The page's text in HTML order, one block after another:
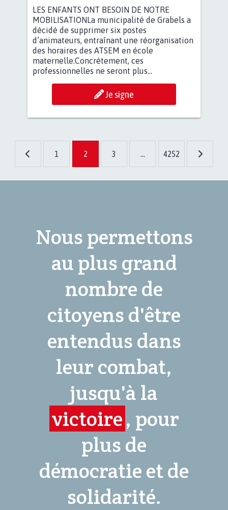
LES ENFANTS ONT BESOIN DE NOTRE
MOBILISATIONLa municipalité de Grabels a
décidé de supprimer six postes
d’animateurs, entraînant une réorganisation
des horaires des ATSEM en école
maternelle.Concrètement, ces
professionnelles ne seront plus...
Je signe
1 2 3 ... 4252
Nous permettons
au plus grand
nombre de
citoyens d'être
entendus dans
leur combat,
jusqu'à la
victoire, pour
plus de
démocratie et de
solidarité.